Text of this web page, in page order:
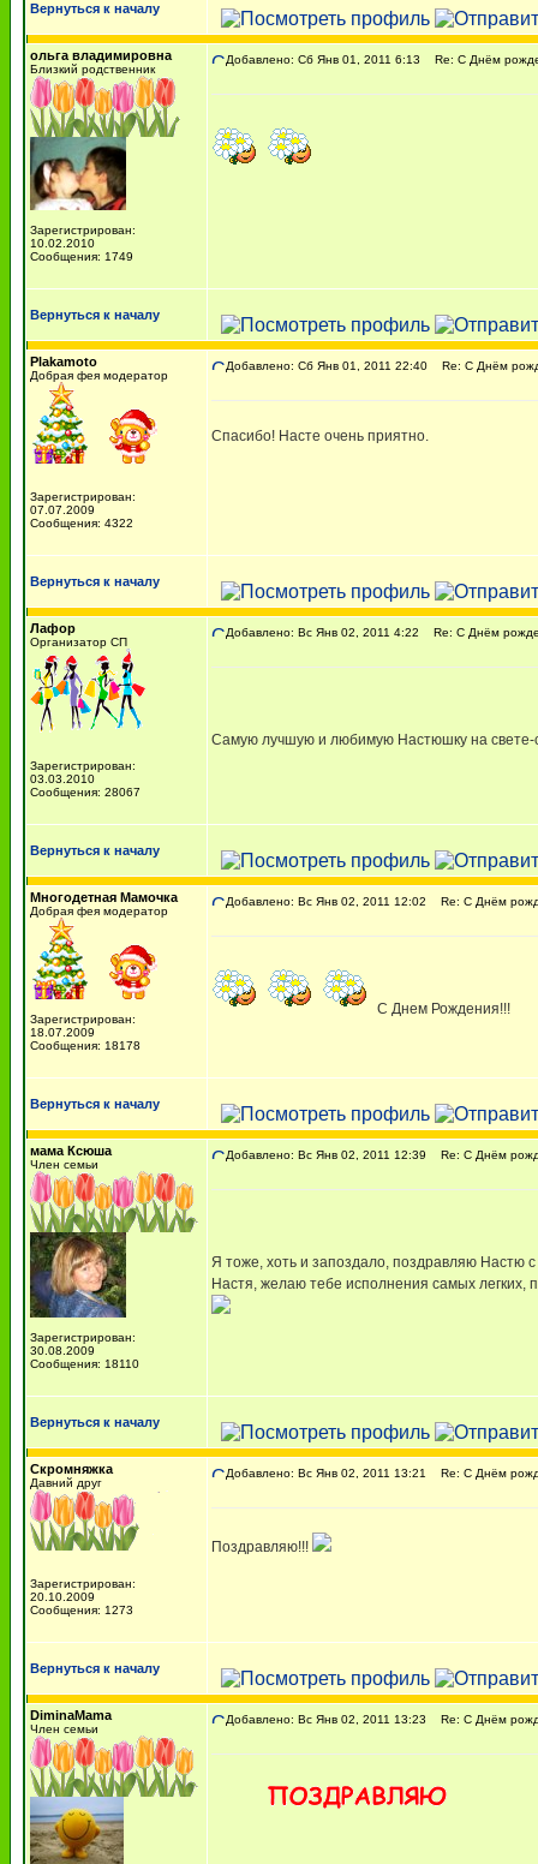
Вернуться к началу
ольга владимировна
Близкий родственник
Зарегистрирован:
10.02.2010
Сообщения: 1749
Добавлено: Сб Янв 01, 2011 6:13 Re: С Днём
Вернуться к началу
Plakamoto
Добрая фея модератор
Зарегистрирован:
07.07.2009
Сообщения: 4322
Добавлено: Сб Янв 01, 2011 22:40 Re: С Днём
Спасибо! Насте очень приятно.
Вернуться к началу
Лафор
Организатор СП
Зарегистрирован:
03.03.2010
Сообщения: 28067
Добавлено: Вс Янв 02, 2011 4:22 Re: С Днём
Самую лучшую и любимую Настюшку на
Вернуться к началу
Многодетная Мамочка
Добрая фея модератор
Зарегистрирован:
18.07.2009
Сообщения: 18178
Добавлено: Вс Янв 02, 2011 12:02 Re: С Днём
С Днем Рождения!!!
Вернуться к началу
мама Ксюша
Член семьи
Зарегистрирован:
30.08.2009
Сообщения: 18110
Добавлено: Вс Янв 02, 2011 12:39 Re: С Днём
Я тоже, хоть и запоздало, поздравляю Настю
Настя, желаю тебе исполнения самых легких,
Вернуться к началу
Скромняжка
Давний друг
Зарегистрирован:
20.10.2009
Сообщения: 1273
Добавлено: Вс Янв 02, 2011 13:21 Re: С Днём
Поздравляю!!!
Вернуться к началу
DiminaMama
Член семьи
Добавлено: Вс Янв 02, 2011 13:23 Re: С Днём